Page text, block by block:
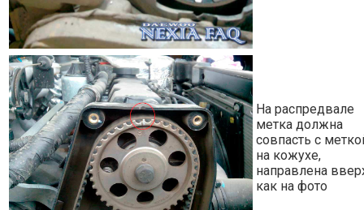
На распредвале
метка должна
совпасть с
на кожухе,
направлена
как на фото